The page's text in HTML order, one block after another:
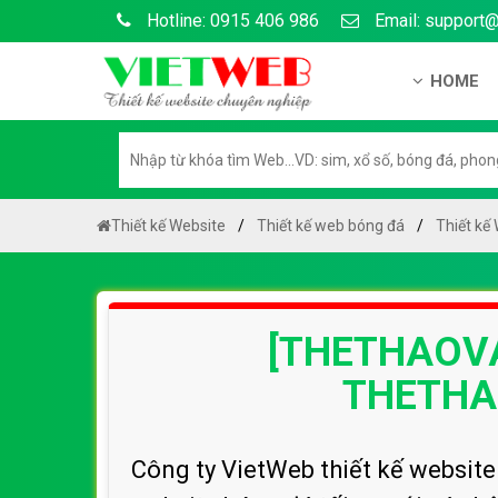
Hotline: 0915 406 986 Email:
HOME
Hướng
Chính
Chính
Liên hệ
Thiết kế Website Thiết kế web bóng đá Thiết kế
Công ty VietWeb thiết kế